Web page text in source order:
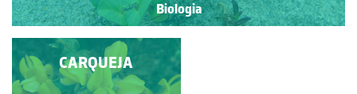
Biologia
TROMBETA-DO-
DIABO
CARQUEJA